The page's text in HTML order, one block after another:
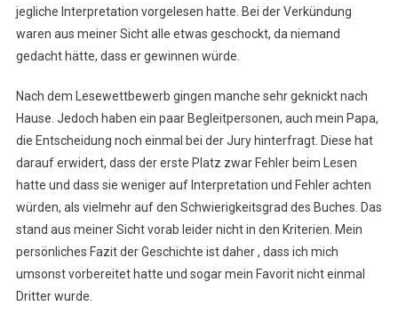
jegliche Interpretation vorgelesen hatte. Bei der Verkündung
waren aus meiner Sicht alle etwas geschockt, da niemand
gedacht hätte, dass er gewinnen würde.
Nach dem Lesewettbewerb gingen manche sehr geknickt nach
Hause. Jedoch haben ein paar Begleitpersonen, auch mein Papa,
die Entscheidung noch einmal bei der Jury hinterfragt. Diese hat
darauf erwidert, dass der erste Platz zwar Fehler beim Lesen
hatte und dass sie weniger auf Interpretation und Fehler achten
würden, als vielmehr auf den Schwierigkeitsgrad des Buches. Das
stand aus meiner Sicht vorab leider nicht in den Kriterien. Mein
persönliches Fazit der Geschichte ist daher , dass ich mich
umsonst vorbereitet hatte und sogar mein Favorit nicht einmal
Dritter wurde.